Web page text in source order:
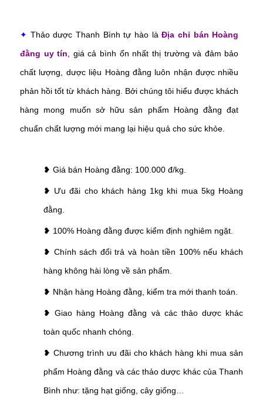
✦ Thảo dược Thanh Bình tự hào làĐịa chỉ bán Hoàng
đằng uy tín , giá cả bình ổn nhất thị trường và đảm bảo
chất lượng, dược liệu Hoàng đằng luôn nhận được nhiều
phản hồi tốt từ khách hàng. Bởi chúng tôi hiểu được khách
hàng mong muốn sở hữu sản phẩm Hoàng đằng đạt
chuẩn chất lượng mới mang lại hiệu quả cho sức khỏe.
❥ Giá bán Hoàng đằng: 100.000 đ/kg.
❥ Ưu đãi cho khách hàng 1kg khi mua 5kg Hoàng
đằng.
❥ 100% Hoàng đằng được kiểm định nghiêm ngặt.
❥ Chính sách đổi trả và hoàn tiền 100% nếu khách
hàng không hài lòng về sản phẩm.
❥ Nhận hàng Hoàng đằng, kiểm tra mới thanh toán.
❥ Giao hàng Hoàng đằng và các thảo dược khác
toàn quốc nhanh chóng.
❥ Chương trình ưu đãi cho khách hàng khi mua sản
phẩm Hoàng đằng và các thảo dược khác của Thanh
Bình như: tặng hạt giống, cây giống…